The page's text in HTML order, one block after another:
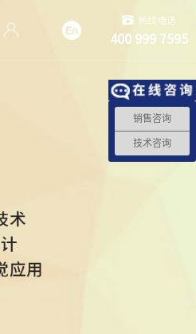
热线电话
400 999 7595
销售咨询
技术咨询